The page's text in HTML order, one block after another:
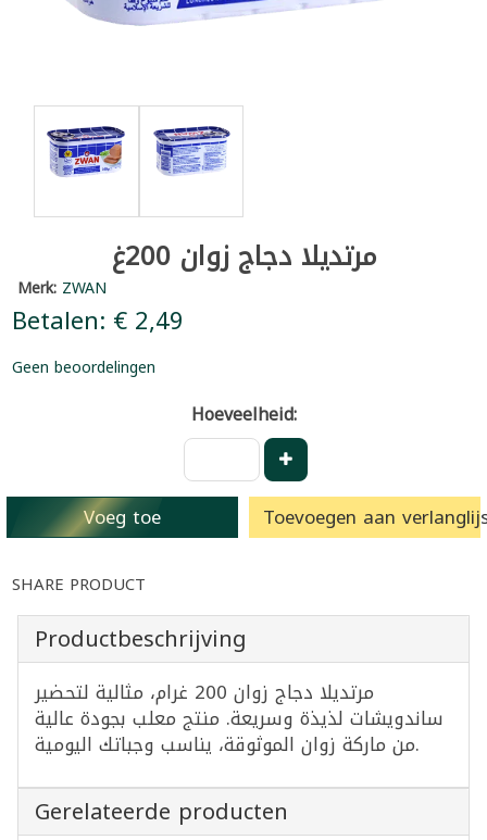
مرتديلا دجاج زوان 200غ
Merk: ZWAN
Betalen: € 2,49
Geen beoordelingen
Hoeveelheid:
Voeg toe Toevoegen aan
SHARE PRODUCT
Productbeschrijving
مرتديلا دجاج زوان 200 غرام، مثالية لتحضير
ساندويشات لذيذة وسريعة. منتج معلب بجودة عالية
من ماركة زوان الموثوقة، يناسب وجباتك اليومية.
Gerelateerde producten